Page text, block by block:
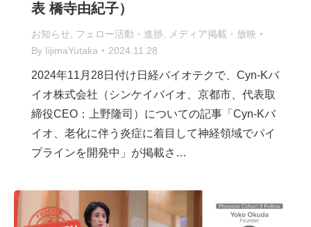
表 橋寺由紀子）
お知らせ フェロー活動・進捗
メディア掲載・放映
By IijimaYutaka 2024.11.28
2024年11月28日付け日経バイオテクで、Cyn-Kバ
イオ株式会社（シンケイバイオ、京都市、代表取
締役CEO：上野隆司）についての記事「Cyn-Kバ
イオ、老化に伴う炎症に着目して神経領域でパイ
プラインを開発中」が掲載さ…